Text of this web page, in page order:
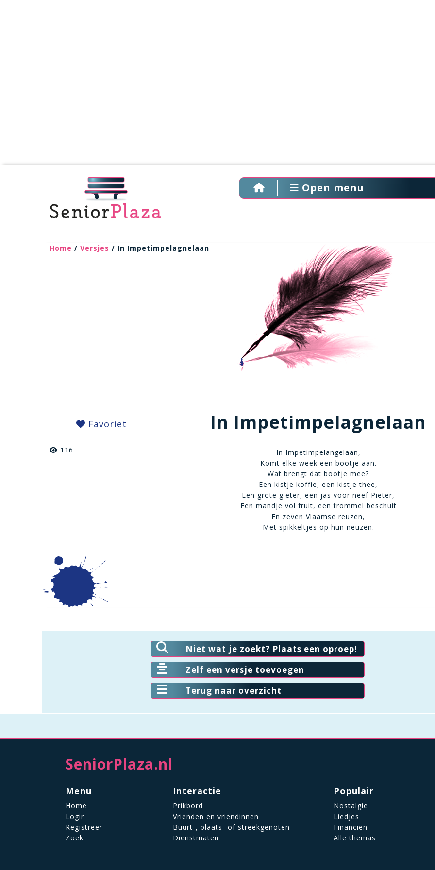
Open menu
Home / Versjes / In Impetimpelagnelaan
Favoriet
116
In Impetimpelagnelaan
In Impetimpelangelaan,
Komt elke week een bootje aan.
Wat brengt dat bootje mee?
Een kistje koffie, een kistje thee,
Een grote gieter, een jas voor neef Pieter,
Een mandje vol fruit, een trommel beschuit
En zeven Vlaamse reuzen,
Met spikkeltjes op hun neuzen.
Niet wat je zoekt? Plaats een oproep!
Zelf een versje toevoegen
Terug naar overzicht
SeniorPlaza.nl
Menu
Home
Login
Registreer
Zoek
Interactie
Prikbord
Vrienden en vriendinnen
Buurt-, plaats- of streekgenoten
Dienstmaten
Populair
Nostalgie
Liedjes
Financiën
Alle themas